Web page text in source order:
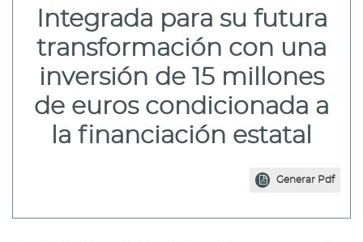
Integrada para su futura
transformación con una
inversión de 15 millones
de euros condicionada a
la financiación estatal
Generar Pdf